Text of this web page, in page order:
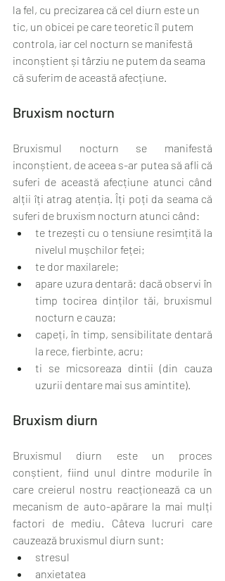
la fel, cu precizarea că cel diurn este un
tic, un obicei pe care teoretic îl putem
controla, iar cel nocturn se manifestă
inconștient și târziu ne putem da seama
că suferim de această afecțiune.
Bruxism nocturn
Bruxismul nocturn se manifestă
inconștient, de aceea s-ar putea să afli că
suferi de această afecțiune atunci când
alții îți atrag atenția. Îți poți da seama că
suferi de bruxism nocturn atunci când:
te trezești cu o tensiune resimțită la
nivelul mușchilor feței;
te dor maxilarele;
apare uzura dentară: dacă observi în
timp tocirea dinților tăi, bruxismul
nocturn e cauza;
capeți, în timp, sensibilitate dentară
la rece, fierbinte, acru;
ti se micsoreaza dintii (din cauza
uzurii dentare mai sus amintite).
Bruxism diurn
Bruxismul diurn este un proces
conștient, fiind unul dintre modurile în
care creierul nostru reacționează ca un
mecanism de auto-apărare la mai mulți
factori de mediu. Câteva lucruri care
cauzează bruxismul diurn sunt:
stresul
anxietatea